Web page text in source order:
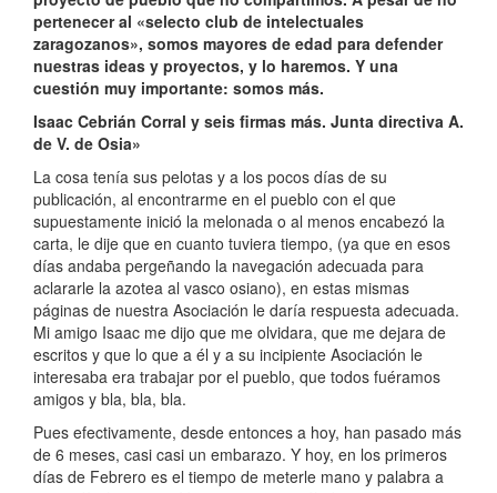
pertenecer al «selecto club de intelectuales
zaragozanos», somos mayores de edad para defender
nuestras ideas y proyectos, y lo haremos. Y una
cuestión muy importante: somos más.
Isaac Cebrián Corral y seis firmas más. Junta directiva A.
de V. de Osia»
La cosa tenía sus pelotas y a los pocos días de su
publicación, al encontrarme en el pueblo con el que
supuestamente inició la melonada o al menos encabezó la
carta, le dije que en cuanto tuviera tiempo, (ya que en esos
días andaba pergeñando la navegación adecuada para
aclararle la azotea al vasco osiano), en estas mismas
páginas de nuestra Asociación le daría respuesta adecuada.
Mi amigo Isaac me dijo que me olvidara, que me dejara de
escritos y que lo que a él y a su incipiente Asociación le
interesaba era trabajar por el pueblo, que todos fuéramos
amigos y bla, bla, bla.
Pues efectivamente, desde entonces a hoy, han pasado más
de 6 meses, casi casi un embarazo. Y hoy, en los primeros
días de Febrero es el tiempo de meterle mano y palabra a